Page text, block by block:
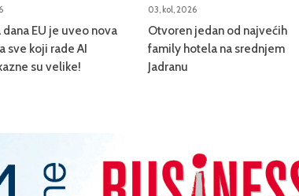
EU je uveo nova
sve koji rade AI
su velike!
03, kol, 2026
Otvoren jedan od najvećih
family hotela na srednjem
Jadranu